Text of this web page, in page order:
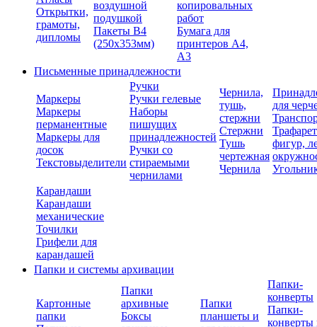
Открытки,
грамоты,
дипломы
воздушной
подушкой
Пакеты В4
(250х353мм)
копировальных
работ
Бумага для
принтеров А4,
А3
Письменные принадлежности
Маркеры
Маркеры
перманентные
Маркеры для
досок
Текстовыделители
Ручки
Ручки гелевые
Наборы
пишущих
принадлежностей
Ручки со
стираемыми
чернилами
Чернила,
тушь,
стержни
Стержни
Тушь
чертежная
Чернила
для
фигур,
Карандаши
Карандаши
механические
Точилки
Грифели для
карандашей
Папки и системы архивации
Картонные
папки
Папки
архивные
Боксы
Папки
планшеты и
Папки-
конверты
Папки-
конверты